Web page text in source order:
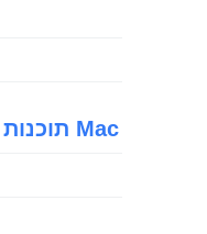
תוכנות זדוניות פופולריות של Mac